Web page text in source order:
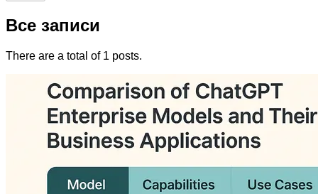
Все записи
There are a total of 1 posts.